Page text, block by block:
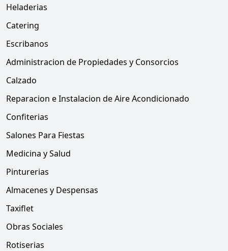
Heladerias
Catering
Escribanos
Administracion de Propiedades y Consorcios
Calzado
Reparacion e Instalacion de Aire Acondicionado
Confiterias
Salones Para Fiestas
Medicina y Salud
Pinturerias
Almacenes y Despensas
Taxiflet
Obras Sociales
Rotiserias